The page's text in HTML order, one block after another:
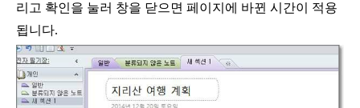
리고 확인을 눌러 창을 닫으면 페이지에 바뀐 시간이 적용
됩니다.